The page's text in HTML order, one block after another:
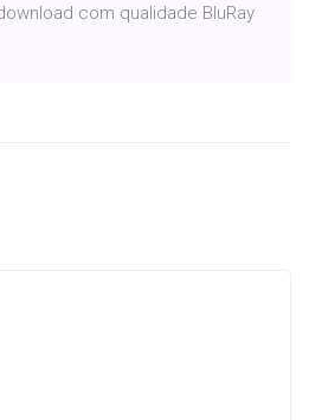
com qualidade BluRay